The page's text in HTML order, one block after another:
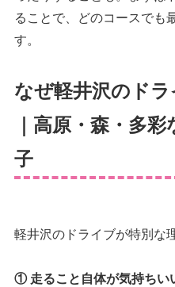
ることで、どのコースでも
す。
なぜ軽井沢のド
｜高原・森・多
子
軽井沢のドライブが特別な
① 走ること自体が気持ちい